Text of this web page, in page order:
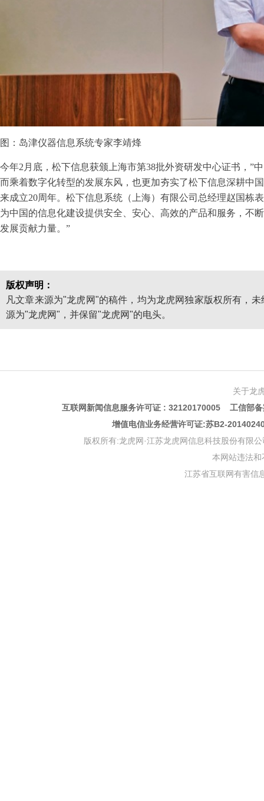
图：岛津仪器信息系统专家李靖烽
今年2月底，松下信息获颁上海市第38批外资研发中心证书，”
而乘着数字化转型的发展东风，也更加夯实了松下信息深耕中
来成立20周年。松下信息系统（上海）有限公司总经理赵国栋
为中国的信息化建设提供安全、安心、高效的产品和服务，不
发展贡献力量。”
版权声明：
凡文章来源为"龙虎网"的稿件，均为龙虎网独家版权所有，
源为"龙虎网"，并保留"龙虎网"的电头。
关于龙
互联网新闻信息服务许可证 : 32120170005 工信部
增值电信业务经营许可证:苏B2-
版权所有:龙虎网·江苏龙虎网信息科技股份有限
本网站违法
江苏省互联网有害